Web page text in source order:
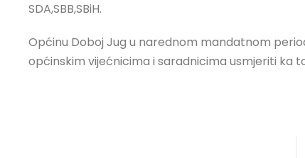
SDA,SBB,SBiH.
Općinu Doboj Jug u narednom mandatnom
općinskim vijećnicima i saradnicima usmjeriti ka